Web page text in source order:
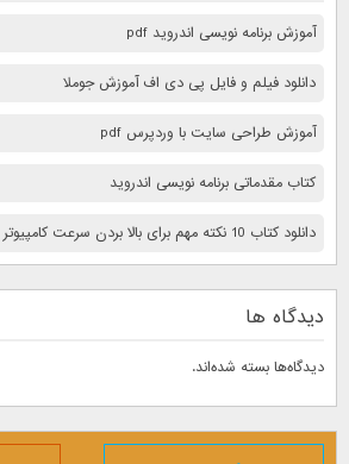
آموزش برنامه نویسی اندروید pdf
دانلود فیلم و فایل پی دی اف آموزش جوملا
آموزش طراحی سایت با وردپرس pdf
کتاب مقدماتی برنامه نویسی اندروید
دانلود کتاب 10 نكته مهم برای بالا بردن سرعت كامپيوتر
دیدگاه ها
دیدگاه‌ها بسته شده‌اند.